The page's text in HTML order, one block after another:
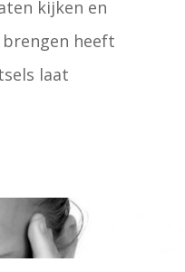
kijken en
heeft
laat